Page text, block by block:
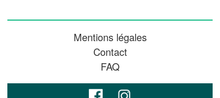
Mentions légales
Contact
FAQ